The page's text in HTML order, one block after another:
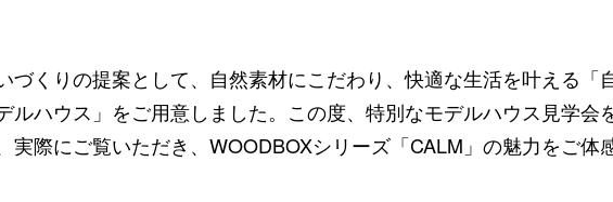
づくりの提案として、自然素材にこだわり、快適な生活を叶える「
ルハウス」をご用意しました。この度、特別なモデルハウス見学会
実際にご覧いただき、WOODBOXシリーズ「CALM」の魅力をご体